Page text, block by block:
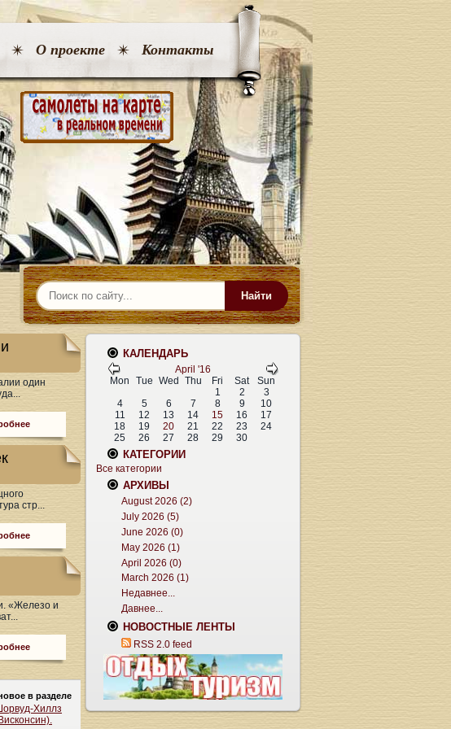
О проекте Контакты
Найти
один
стр...
«Железо и
КАЛЕНДАРЬ
April '16
Mon
Tue Wed Thu Fri Sat
Sun
1
2
3
4
5 6 7 8 9
10
11
12 13 14 15 16
17
18
19 20 21 22 23
24
25
26 27 28 29 30
КАТЕГОРИИ
Все категории
АРХИВЫ
August 2026 (2)
July 2026 (5)
June 2026 (0)
May 2026 (1)
April 2026 (0)
March 2026 (1)
Недавнее...
Давнее...
НОВОСТНЫЕ ЛЕНТЫ
RSS 2.0 feed